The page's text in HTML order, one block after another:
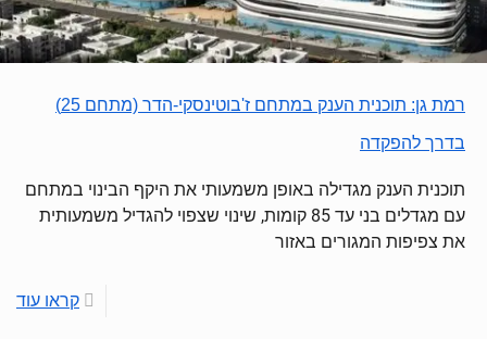
רמת גן: תוכנית הענק במתחם ז'בוטינסקי-הדר (מתחם 25)
בדרך להפקדה
תוכנית הענק מגדילה באופן משמעותי את היקף הבינוי במתחם
עם מגדלים בני עד 85 קומות, שינוי שצפוי להגדיל משמעותית
את צפיפות המגורים באזור
קראו עוד